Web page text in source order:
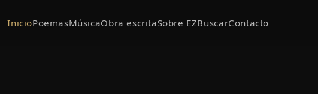
InicioPoemasMúsicaObra escritaSobre EZBuscarContacto